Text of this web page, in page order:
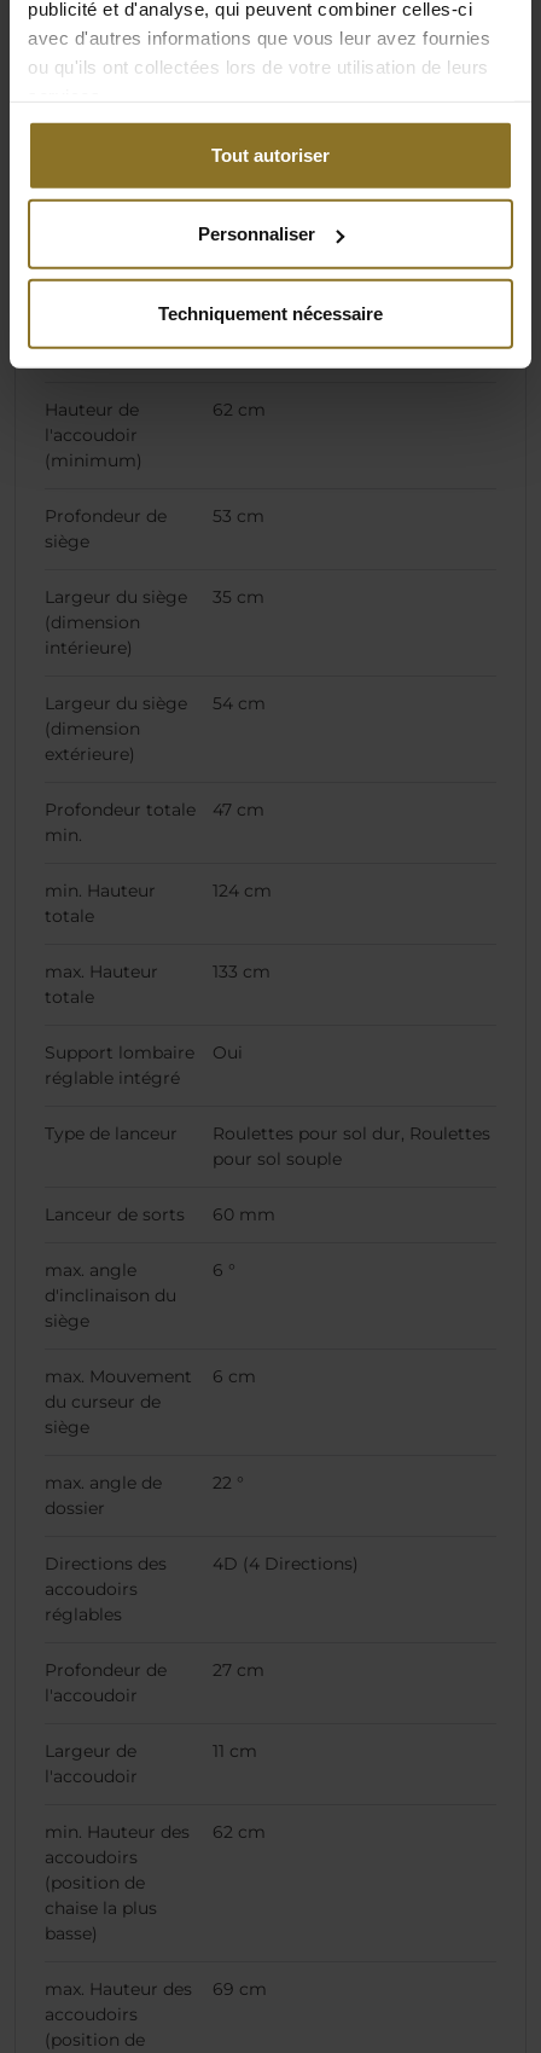
publicité et d'analyse, qui peuvent combiner celles-ci
avec d'autres informations que vous leur avez fournies
ou qu'ils ont collectées lors de votre utilisation de leurs
Tout autoriser
Personnaliser
Techniquement nécessaire
intérieure)
Largeur du
58 cm
Position de sièges
49 cm
Position de sièges
(réglable)
40 cm
Hauteur de
l'accoudoir
(minimum)
62 cm
Profondeur de
siège
53 cm
Largeur du siège
(dimension
intérieure)
35 cm
Largeur du siège
(dimension
extérieure)
54 cm
Profondeur totale
min.
47 cm
min. Hauteur
totale
124 cm
max. Hauteur
totale
133 cm
Support lombaire
réglable intégré
Oui
Type de lanceur
Roulettes pour sol dur, Roulettes
pour sol souple
Lanceur de sorts 60 mm
max. angle
d'inclinaison du
siège
6 °
max. Mouvement
du curseur de
siège
6 cm
max. angle de
dossier
22 °
Directions des
accoudoirs
réglables
4D (4 Directions)
Profondeur de
l'accoudoir
27 cm
Largeur de
l'accoudoir
11 cm
min. Hauteur des
accoudoirs
(position de
chaise la plus
basse)
62 cm
max. Hauteur des
accoudoirs
(position de
69 cm